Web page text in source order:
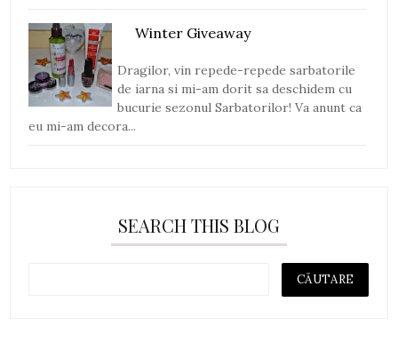
Winter Giveaway
Dragilor, vin repede-repede sarbatorile
de iarna si mi-am dorit sa deschidem cu
bucurie sezonul Sarbatorilor! Va anunt ca
eu mi-am decora...
SEARCH THIS BLOG